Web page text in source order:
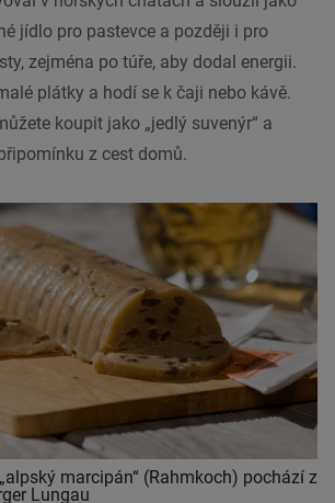
jídlo pro pastevce a později i pro
zejména po túře, aby dodal energii.
plátky a hodí se k čaji nebo kávě.
koupit jako „jedlý suvenýr“ a
z cest domů.
marcipán“ (Rahmkoch) pochází z
Lungau